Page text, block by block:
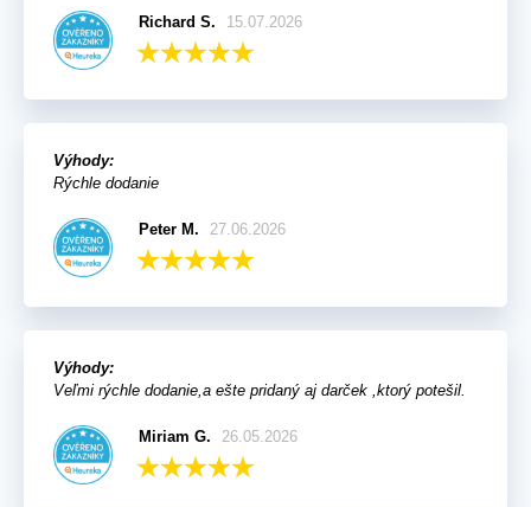
Richard S. 15.07.2026
Výhody:
Rýchle dodanie
Peter M. 27.06.2026
Výhody:
Veľmi rýchle dodanie,a ešte pridaný aj darček ,ktorý potešil.
Miriam G. 26.05.2026